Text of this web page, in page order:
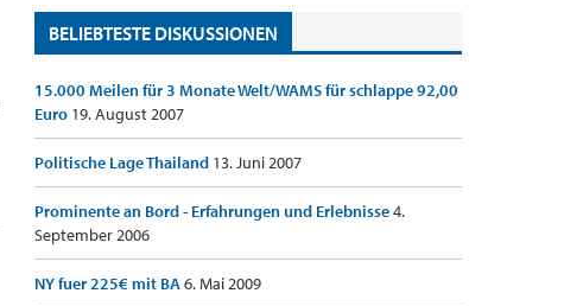
BELIEBTESTE DISKUSSIONEN
15.000 Meilen für 3 Monate Welt/WAMS für schlappe 92,00
Euro 19. August 2007
Politische Lage Thailand 13. Juni 2007
Prominente an Bord - Erfahrungen und Erlebnisse4.
September 2006
NY fuer 225€ mit BA6. Mai 2009